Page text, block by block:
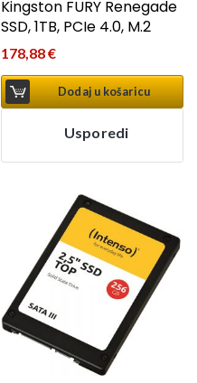
Kingston FURY Renegade
SSD, 1TB, PCIe 4.0, M.2
178,88€
Dodaj u košaricu
Usporedi